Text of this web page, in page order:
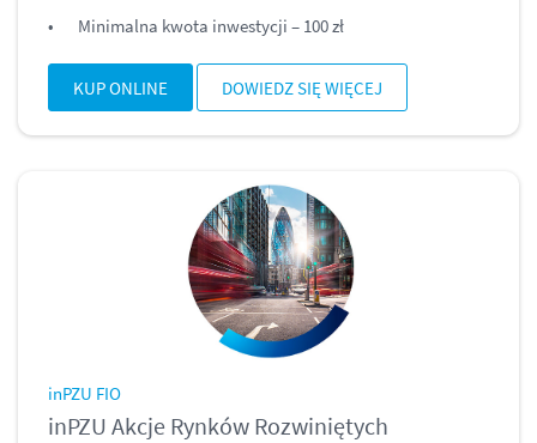
Minimalna kwota inwestycji – 100 zł
KUP ONLINE DOWIEDZ SIĘ WIĘCEJ
inPZU FIO
inPZU Akcje Rynków Rozwiniętych